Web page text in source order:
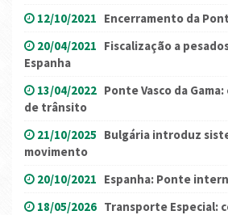
12/10/2021 Encerramento da
20/04/2021 Fiscalização a
Espanha
13/04/2022 Ponte Vasco da
de trânsito
21/10/2025 Bulgária introduz
movimento
20/10/2021 Espanha: Ponte
18/05/2026 Transporte Especial: